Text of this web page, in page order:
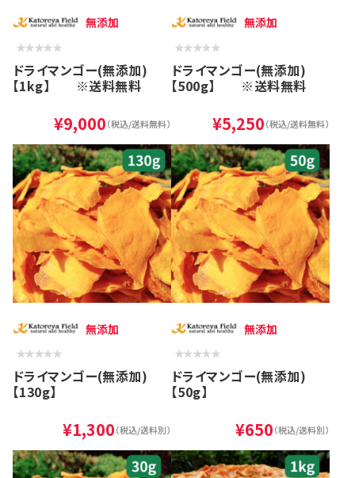
無添加
ドライマンゴー(無添加)
【1kg】 ※送料無料
¥9,000（税込/送料無料）
無添加
ドライマンゴー(無添加)
【500g】 ※送料無料
¥5,250（税込/送料無料）
無添加
ドライマンゴー(無添加)
【130g】
¥1,300（税込/送料別）
無添加
ドライマンゴー(無添加)
【50g】
¥650（税込/送料別）